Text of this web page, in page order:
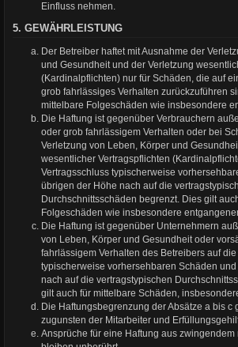
Einfluss nehmen.
5. GEWÄHRLEISTUNG
Der Betreiber haftet mit Ausnahme der
und Gesundheit und der Verletzung
(Kardinalpflichten) nur für Schäden, die auf
grob fahrlässiges Verhalten zurückzuführen
mittelbare Folgeschäden wie insbesondere
Die Haftung ist gegenüber Verbrauchern
oder grob fahrlässigem Verhalten oder bei
Verletzung von Leben, Körper und
wesentlicher Vertragspflichten
Vertragsschluss typischerweise
übrigen der Höhe nach auf die
Durchschnittsschäden begrenzt. Dies gilt
Folgeschäden wie insbesondere
Die Haftung ist gegenüber Unternehmern
von Leben, Körper und Gesundheit oder
fahrlässigem Verhalten des Betreibers auf
typischerweise vorhersehbaren Schäden
nach auf die vertragstypischen
gilt auch für mittelbare Schäden,
Die Haftungsbegrenzung der Absätze a bis c
zugunsten der Mitarbeiter und
Ansprüche für eine Haftung aus